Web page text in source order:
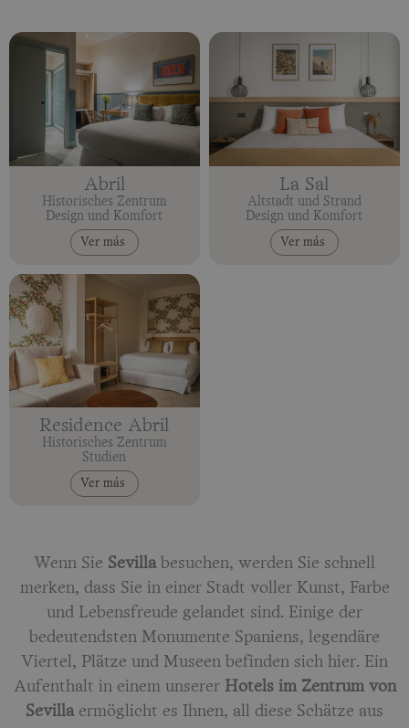
Abril
Historisches Zentrum
Design und Komfort
Ver más
La Sal
Altstadt und Strand
Design und Komfort
Ver más
Residence Abril
Historisches Zentrum
Studien
Ver más
Wenn Sie Sevillabesuchen, werden Sie schnell
merken, dass Sie in einer Stadt voller Kunst, Farbe
und Lebensfreude gelandet sind. Einige der
bedeutendsten Monumente Spaniens, legendäre
Viertel, Plätze und Museen befinden sich hier. Ein
Aufenthalt in einem unsererHotels im Zentrum von
Sevillaermöglicht es Ihnen, all diese Schätze aus